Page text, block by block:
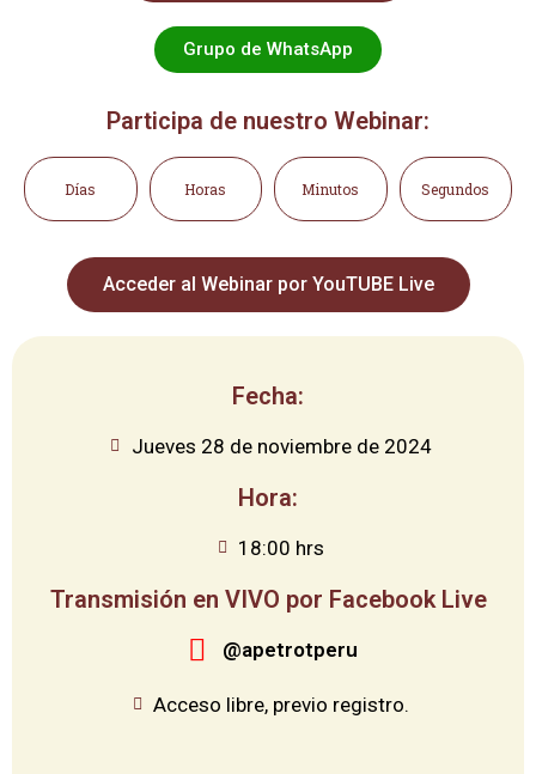
Grupo de WhatsApp
Participa de nuestro Webinar:
Días Horas Minutos Segundos
Acceder al Webinar por YouTUBE Live
Fecha:
Jueves 28 de noviembre de 2024
Hora:
18:00 hrs
Transmisión en VIVO por Facebook Live
@apetrotperu
Acceso libre, previo registro.